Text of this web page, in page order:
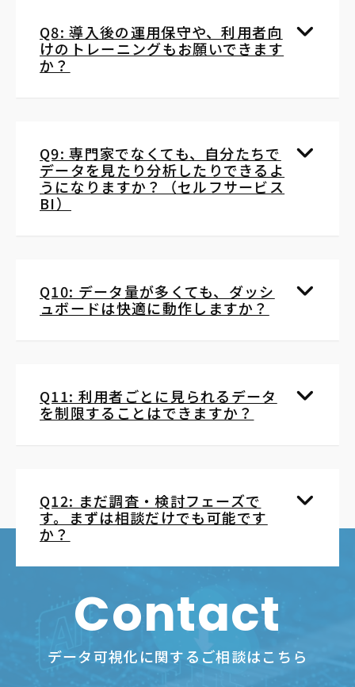
Q8: 導入後の運用保守や、利用者向
けのトレーニングもお願いできます
か？
Q9: 専門家でなくても、自分たちで
データを見たり分析したりできるよ
うになりますか？（セルフサービス
BI）
Q10: データ量が多くても、ダッシ
ュボードは快適に動作しますか？
Q11: 利用者ごとに見られるデータ
を制限することはできますか？
Q12: まだ調査・検討フェーズで
す。まずは相談だけでも可能です
か？
Contact
データ可視化に関するご相談はこちら